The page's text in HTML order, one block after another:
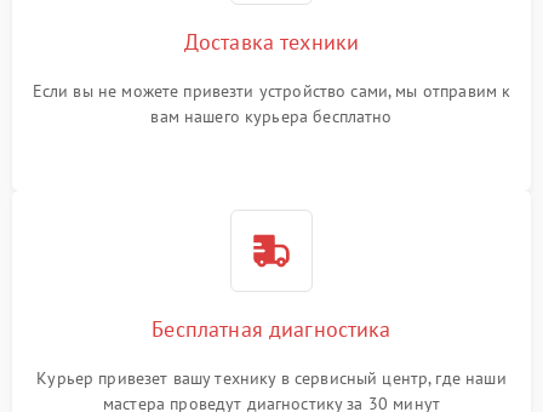
Доставка техники
Если вы не можете привезти устройство сами, мы отправим к
вам нашего курьера бесплатно
Бесплатная диагностика
Курьер привезет вашу технику в сервисный центр, где наши
мастера проведут диагностику за 30 минут